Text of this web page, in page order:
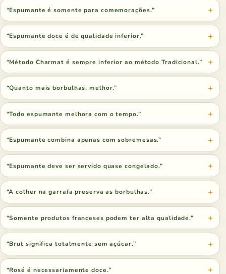
“Espumante é somente para comemorações.”
“Espumante doce é de qualidade inferior.”
“Método Charmat é sempre inferior ao método Tradicional.”
“Quanto mais borbulhas, melhor.”
“Todo espumante melhora com o tempo.”
“Espumante combina apenas com sobremesas.”
“Espumante deve ser servido quase congelado.”
“A colher na garrafa preserva as borbulhas.”
“Somente produtos franceses podem ter alta qualidade.”
“Brut significa totalmente sem açúcar.”
“Rosé é necessariamente doce.”